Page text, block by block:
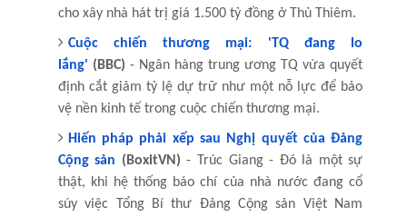
cho xây nhà hát trị giá 1.500 tỷ đồng ở Thủ Thiêm.
Cuộc chiến thương mại: 'TQ đang lo
lắng' (BBC) - Ngân hàng trung ương TQ vừa quyết
định cắt giảm tỷ lệ dự trữ như một nỗ lực để bảo
vệ nền kinh tế trong cuộc chiến thương mại.
Hiến pháp phải xếp sau Nghị quyết của Đảng
Cộng sản (BoxitVN) - Trúc Giang - Đó là một sự
thật, khi hệ thống báo chí của nhà nước đang cổ
súy việc Tổng Bí thư Đảng Cộng sản Việt Nam